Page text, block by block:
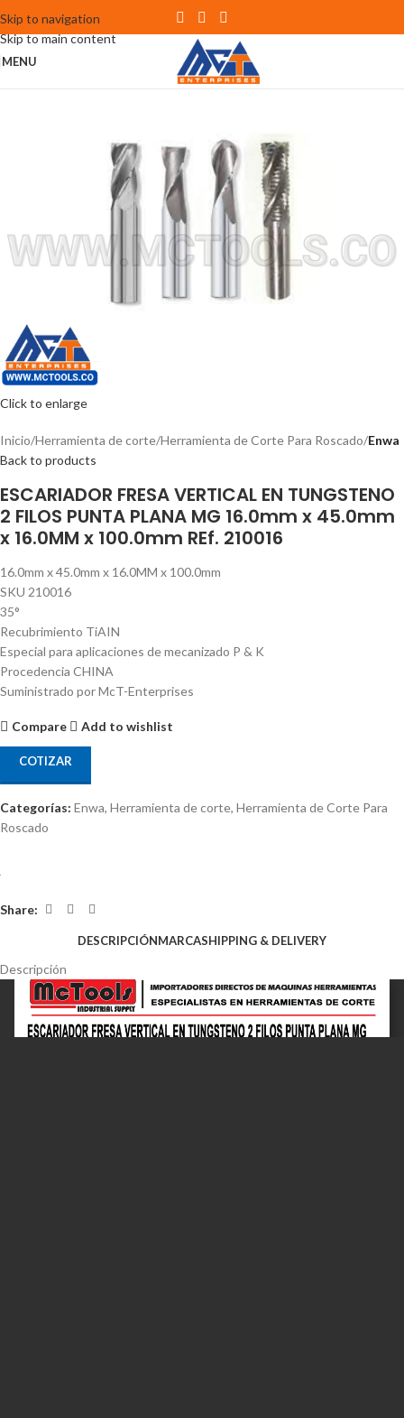
Skip to navigation
Skip to main content
MENU
Click to enlarge
Inicio Herramienta de corte Herramienta de Corte Para Roscado Enwa
Back to products
ESCARIADOR FRESA VERTICAL EN TUNGSTENO
2 FILOS PUNTA PLANA MG 16.0mm x 45.0mm
x 16.0MM x 100.0mm REf. 210016
16.0mm x 45.0mm x 16.0MM x 100.0mm
SKU 210016
35°
Recubrimiento TiAIN
Especial para aplicaciones de mecanizado P & K
Procedencia CHINA
Suministrado por McT-Enterprises
Compare Add to wishlist
COTIZAR
Categorías: Enwa, Herramienta de corte, Herramienta de Corte Para
Roscado
Share:
DESCRIPCIÓNMARCASHIPPING & DELIVERY
Descripción